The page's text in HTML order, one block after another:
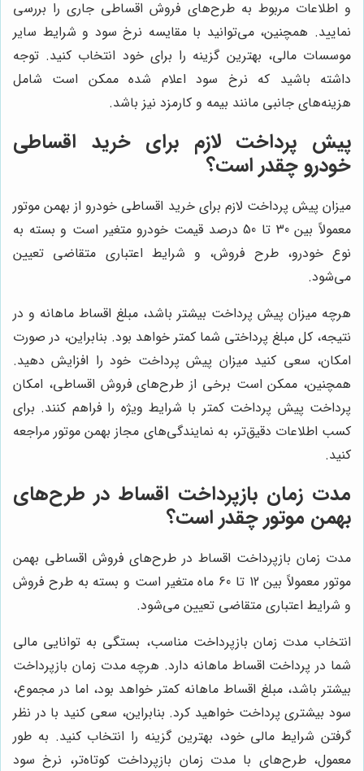
و اطلاعات مربوط به طرح‌های فروش اقساطی جاری را بررسی
نمایید. همچنین، می‌توانید با مقایسه نرخ سود و شرایط سایر
موسسات مالی، بهترین گزینه را برای خود انتخاب کنید. توجه
داشته باشید که نرخ سود اعلام شده ممکن است شامل
هزینه‌های جانبی مانند بیمه و کارمزد نیز باشد.
پیش پرداخت لازم برای خرید اقساطی
خودرو چقدر است؟
میزان پیش پرداخت لازم برای خرید اقساطی خودرو از بهمن موتور
معمولاً بین 30 تا 50 درصد قیمت خودرو متغیر است و بسته به
نوع خودرو، طرح فروش، و شرایط اعتباری متقاضی تعیین
می‌شود.
هرچه میزان پیش پرداخت بیشتر باشد، مبلغ اقساط ماهانه و در
نتیجه، کل مبلغ پرداختی شما کمتر خواهد بود. بنابراین، در صورت
امکان، سعی کنید میزان پیش پرداخت خود را افزایش دهید.
همچنین، ممکن است برخی از طرح‌های فروش اقساطی، امکان
پرداخت پیش پرداخت کمتر با شرایط ویژه را فراهم کنند. برای
کسب اطلاعات دقیق‌تر، به نمایندگی‌های مجاز بهمن موتور مراجعه
کنید.
مدت زمان بازپرداخت اقساط در طرح‌های
بهمن موتور چقدر است؟
مدت زمان بازپرداخت اقساط در طرح‌های فروش اقساطی بهمن
موتور معمولاً بین 12 تا 60 ماه متغیر است و بسته به طرح فروش
و شرایط اعتباری متقاضی تعیین می‌شود.
انتخاب مدت زمان بازپرداخت مناسب، بستگی به توانایی مالی
شما در پرداخت اقساط ماهانه دارد. هرچه مدت زمان بازپرداخت
بیشتر باشد، مبلغ اقساط ماهانه کمتر خواهد بود، اما در مجموع،
سود بیشتری پرداخت خواهید کرد. بنابراین، سعی کنید با در نظر
گرفتن شرایط مالی خود، بهترین گزینه را انتخاب کنید. به طور
معمول، طرح‌های با مدت زمان بازپرداخت کوتاه‌تر، نرخ سود